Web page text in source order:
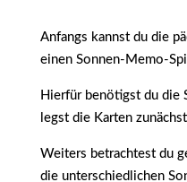
Anfangs kannst du die
einen Sonnen-Memo-
Hierfür benötigst du die
legst die Karten
Weiters betrachtest du
die unterschiedlichen